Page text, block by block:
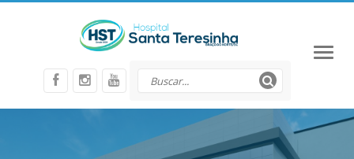
Toggle